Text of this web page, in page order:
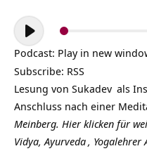
Audio-
Player
Podcast: Play in new
Subscribe: RSS
Lesung von Sukadev als
Anschluss nach einer
Meinberg. Hier klicken für
Vidya,Ayurveda, Yogalehrer